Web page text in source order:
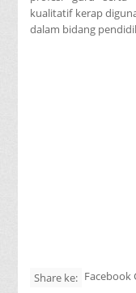
kualitatif kerap
dalam bidang
Share ke: Facebook